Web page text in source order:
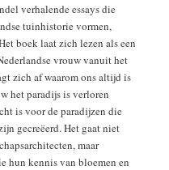
verhalende essays die
tuinhistorie vormen,
boek laat zich lezen als een
vrouw vanuit het
zich af waarom ons altijd is
het paradijs is verloren
is voor de paradijzen die
gecreëerd. Het gaat niet
maar
hun kennis van bloemen en